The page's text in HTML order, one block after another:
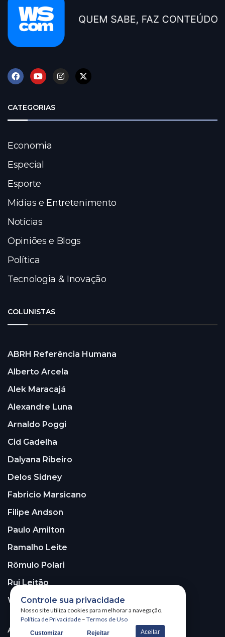
CATEGORIAS
Economia
Especial
Esporte
Mídias e Entretenimento
Notícias
Opiniões e Blogs
Política
Tecnologia & Inovação
COLUNISTAS
ABRH Referência Humana
Alberto Arcela
Alek Maracajá
Alexandre Luna
Arnaldo Poggi
Cid Gadelha
Dalyana Ribeiro
Delos Sidney
Fabricio Marsicano
Filipe Andson
Paulo Amilton
Ramalho Leite
Rômulo Polari
Rui Leitão
Walter Santos
ASSINE A NOSSA NEWSLETTER!
Controle sua privacidade
Nosso site utiliza cookies para melhorar a navegação.
Política de Privacidade – Termos de Uso
Customizar Rejeitar Aceitar